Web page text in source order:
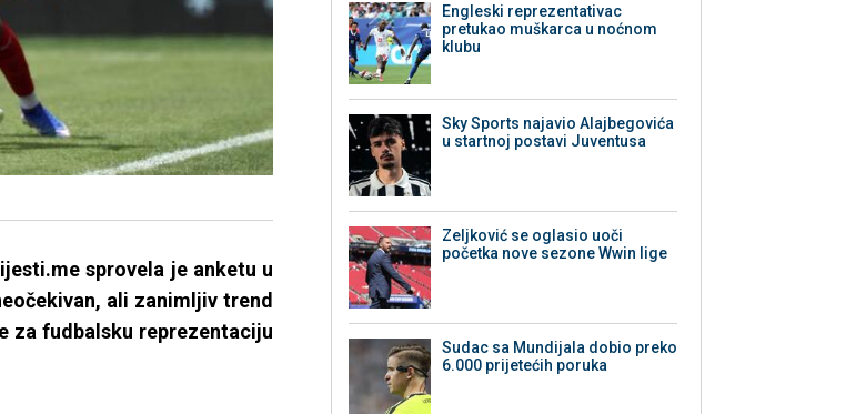
sprovela je anketu u
ali zanimljiv trend
za fudbalsku reprezentaciju
Engleski reprezentativac
pretukao muškarca u noćnom
klubu
Sky Sports najavio Alajbegovića
u startnoj postavi Juventusa
Zeljković se oglasio uoči
početka nove sezone Wwin lige
Sudac sa Mundijala dobio preko
6.000 prijetećih poruka